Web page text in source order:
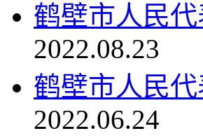
鹤壁市人民
2022.08.23
鹤壁市人民
2022.06.24